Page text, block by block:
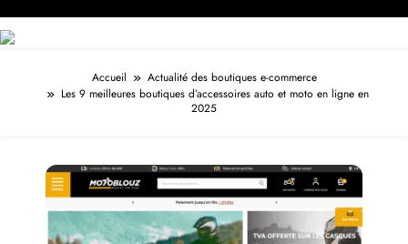
Accueil
Actualité des boutiques e-commerce
Les 9 meilleures boutiques d’accessoires auto et moto en ligne en
2025